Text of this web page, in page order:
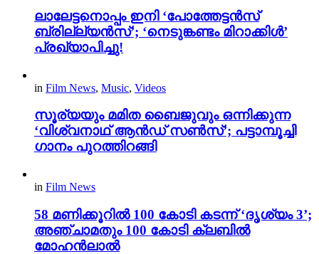
ലാലേട്ടനൊപ്പം ഇനി ‘പോത്തേട്ടൻസ്
ബ്രില്ല്യൻസ്’; ‘നെടുങ്കണ്ടം മിറാക്കിൾ’
പ്രഖ്യാപിച്ചു!
in Film News, Music, Videos
സൂര്യയും മമിത ബൈജുവും ഒന്നിക്കുന്ന
‘വിശ്വനാഥ് ആൻഡ് സൺസ്’; പട്ടാമ്പൂച്ചി
ഗാനം പുറത്തിറങ്ങി
in Film News
58 മണിക്കൂറിൽ 100 കോടി കടന്ന് ‘ദൃശ്യം 3’;
അഞ്ചാമതും 100 കോടി ക്ലബിൽ
മോഹൻലാൽ